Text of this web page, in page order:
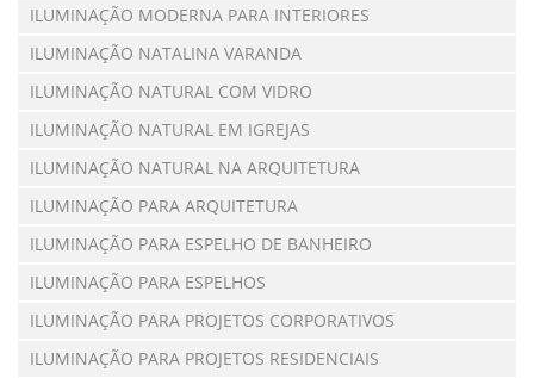
ILUMINAÇÃO MODERNA PARA INTERIORES
ILUMINAÇÃO NATALINA VARANDA
ILUMINAÇÃO NATURAL COM VIDRO
ILUMINAÇÃO NATURAL EM IGREJAS
ILUMINAÇÃO NATURAL NA ARQUITETURA
ILUMINAÇÃO PARA ARQUITETURA
ILUMINAÇÃO PARA ESPELHO DE BANHEIRO
ILUMINAÇÃO PARA ESPELHOS
ILUMINAÇÃO PARA PROJETOS CORPORATIVOS
ILUMINAÇÃO PARA PROJETOS RESIDENCIAIS